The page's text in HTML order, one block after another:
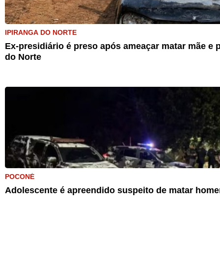
IPIRANGA DO NORTE
Ex-presidiário é preso após ameaçar matar mãe
do Norte
POCONÉ
Adolescente é apreendido suspeito de matar